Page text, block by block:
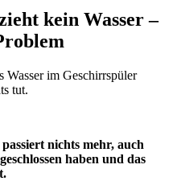
kein Wasser –
Wasser im Geschirrspüler
tut.
nichts mehr, auch
haben und das